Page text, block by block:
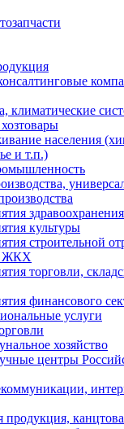
климатические
населения
и т.п.)
здравоохранения
культуры
строительной
ЖКХ
торговли,
финансового
услуги
хозяйство
центры
продукция,